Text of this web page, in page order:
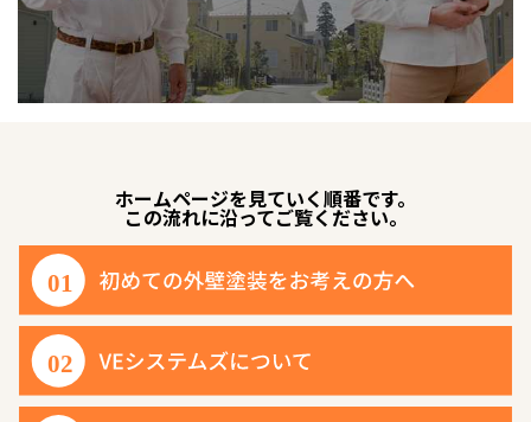
ホームページを見ていく順番です。
この流れに沿ってご覧ください。